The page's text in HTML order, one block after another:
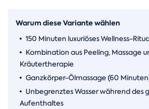
Warum diese Variante wählen
150 Minuten luxuriöses Wellness-
Kombination aus Peeling, Massage
Kräutertherapie
Ganzkörper-Ölmassage (60
Unbegrenztes Wasser während des
Aufenthaltes